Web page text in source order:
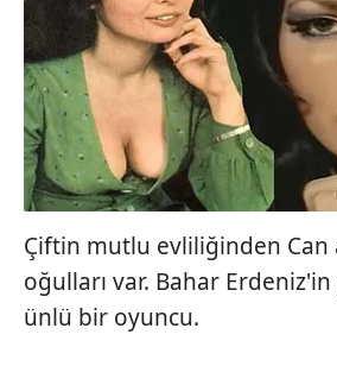
Çiftin mutlu evliliğinden Can
oğulları var. Bahar Erdeniz'in
ünlü bir oyuncu.